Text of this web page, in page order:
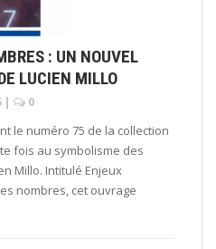
: UN NOUVEL
LUCIEN MILLO
|
0
le numéro 75 de la collection
fois au symbolisme des
Millo. Intitulé Enjeux
nombres, cet ouvrage